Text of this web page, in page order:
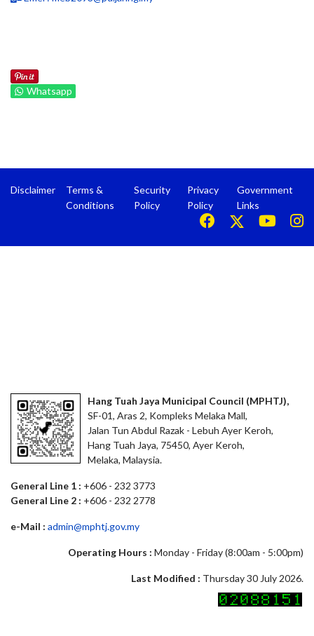
Whatsapp
Disclaimer
Terms &
Conditions
Security
Policy
Privacy
Policy
Government
Links
Hang Tuah Jaya Municipal Council (MPHTJ),
SF-01, Aras 2, Kompleks Melaka Mall,
Jalan Tun Abdul Razak - Lebuh Ayer Keroh,
Hang Tuah Jaya, 75450, Ayer Keroh,
Melaka, Malaysia.
General Line 1 : +606 - 232 3773
General Line 2 : +606 - 232 2778
e-Mail : admin@mphtj.gov.my
Operating Hours : Monday - Friday (8:00am - 5:00pm)
Last Modified : Thursday 30 July 2026.